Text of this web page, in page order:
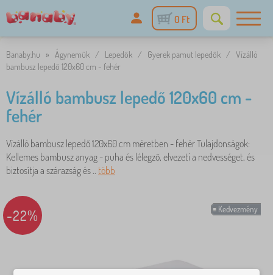
0 Ft
Banaby.hu » Ágyneműk / Lepedők / Gyerek pamut lepedők / Vízálló
bambusz lepedő 120x60 cm - fehér
Vízálló bambusz lepedő 120x60 cm -
fehér
Vízálló bambusz lepedő 120x60 cm méretben - fehér Tulajdonságok:
Kellemes bambusz anyag - puha és lélegző, elvezeti a nedvességet, és
biztosítja a szárazság és .. több
Kedvezmény
-22%